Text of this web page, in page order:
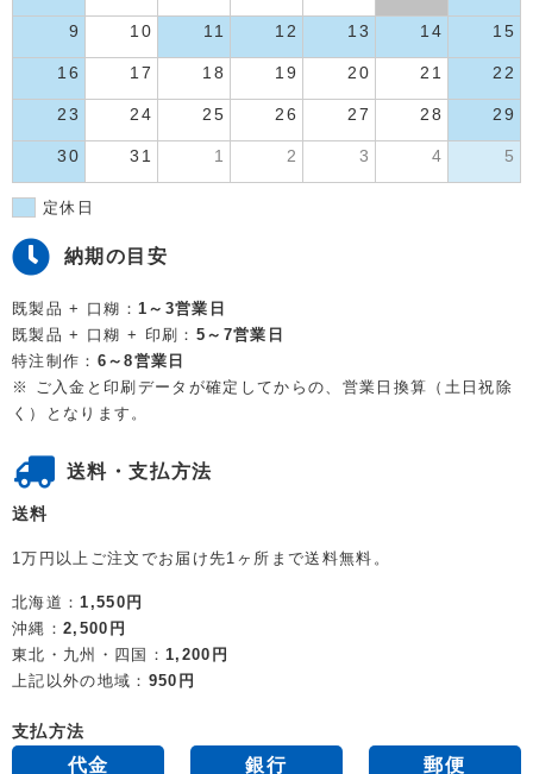
9 10 11 12 13 14 15
16 17 18 19 20 21 22
23 24 25 26 27 28 29
30 31 1 2 3 4 5
定休日
納期の目安
既製品 + 口糊： 1～3営業日
既製品 + 口糊 + 印刷： 5～7営業日
特注制作： 6～8営業日
※ ご入金と印刷データが確定してからの、営業日換算（土日祝除
く）となります。
送料・支払方法
送料
1万円以上ご注文でお届け先1ヶ所まで送料無料。
北海道： 1,550円
沖縄：2,500円
東北・九州・四国： 1,200円
上記以外の地域： 950円
支払方法
代金
銀行
郵便